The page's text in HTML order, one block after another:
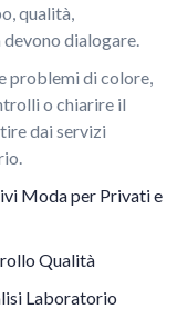
qualità,
dialogare.
problemi di colore,
o chiarire il
dai servizi
Moda per Privati e
Qualità
Laboratorio